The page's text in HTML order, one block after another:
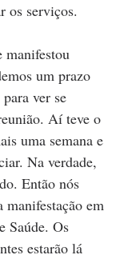
os serviços.
manifestou
um prazo
ver se
Aí teve o
uma semana e
Na verdade,
Então nós
em
Saúde. Os
estarão lá